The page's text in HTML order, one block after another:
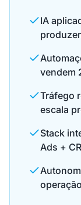
IA
vendem
Tráfego
escala
Stack
Ads +